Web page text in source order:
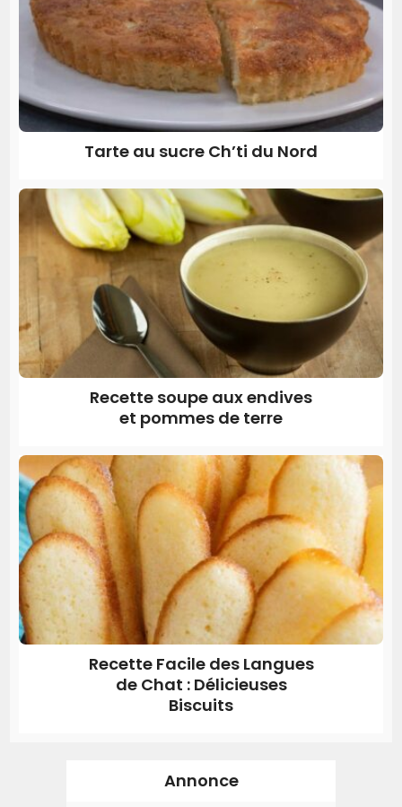
Tarte au sucre Ch’ti du Nord
Recette soupe aux endives
et pommes de terre
Recette Facile des Langues
de Chat : Délicieuses
Biscuits
Annonce